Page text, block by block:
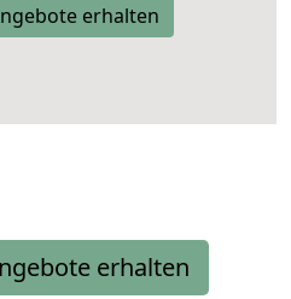
erhalten
erhalten